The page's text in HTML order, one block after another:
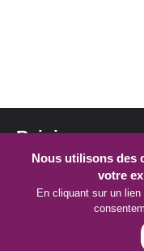
Rejoignez-
© Copyright 2026 HECh
Nous utilisons des
votre
En cliquant sur un